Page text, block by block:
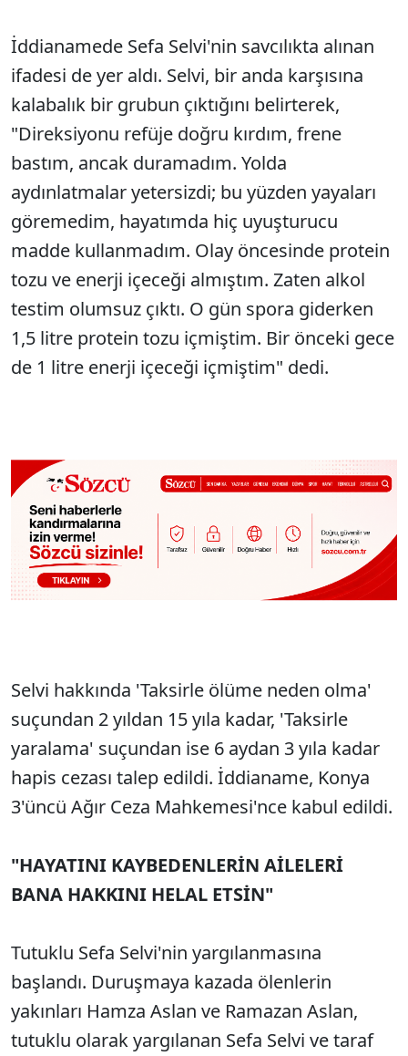
İddianamede Sefa Selvi'nin savcılıkta alınan
ifadesi de yer aldı. Selvi, bir anda karşısına
kalabalık bir grubun çıktığını belirterek,
"Direksiyonu refüje doğru kırdım, frene
bastım, ancak duramadım. Yolda
aydınlatmalar yetersizdi; bu yüzden yayaları
göremedim, hayatımda hiç uyuşturucu
madde kullanmadım. Olay öncesinde protein
tozu ve enerji içeceği almıştım. Zaten alkol
testim olumsuz çıktı. O gün spora giderken
1,5 litre protein tozu içmiştim. Bir önceki gece
de 1 litre enerji içeceği içmiştim" dedi.
Selvi hakkında 'Taksirle ölüme neden olma'
suçundan 2 yıldan 15 yıla kadar, 'Taksirle
yaralama' suçundan ise 6 aydan 3 yıla kadar
hapis cezası talep edildi. İddianame, Konya
3'üncü Ağır Ceza Mahkemesi'nce kabul edildi.
"HAYATINI KAYBEDENLERİN AİLELERİ
BANA HAKKINI HELAL ETSİN"
Tutuklu Sefa Selvi'nin yargılanmasına
başlandı. Duruşmaya kazada ölenlerin
yakınları Hamza Aslan ve Ramazan Aslan,
tutuklu olarak yargılanan Sefa Selvi ve taraf